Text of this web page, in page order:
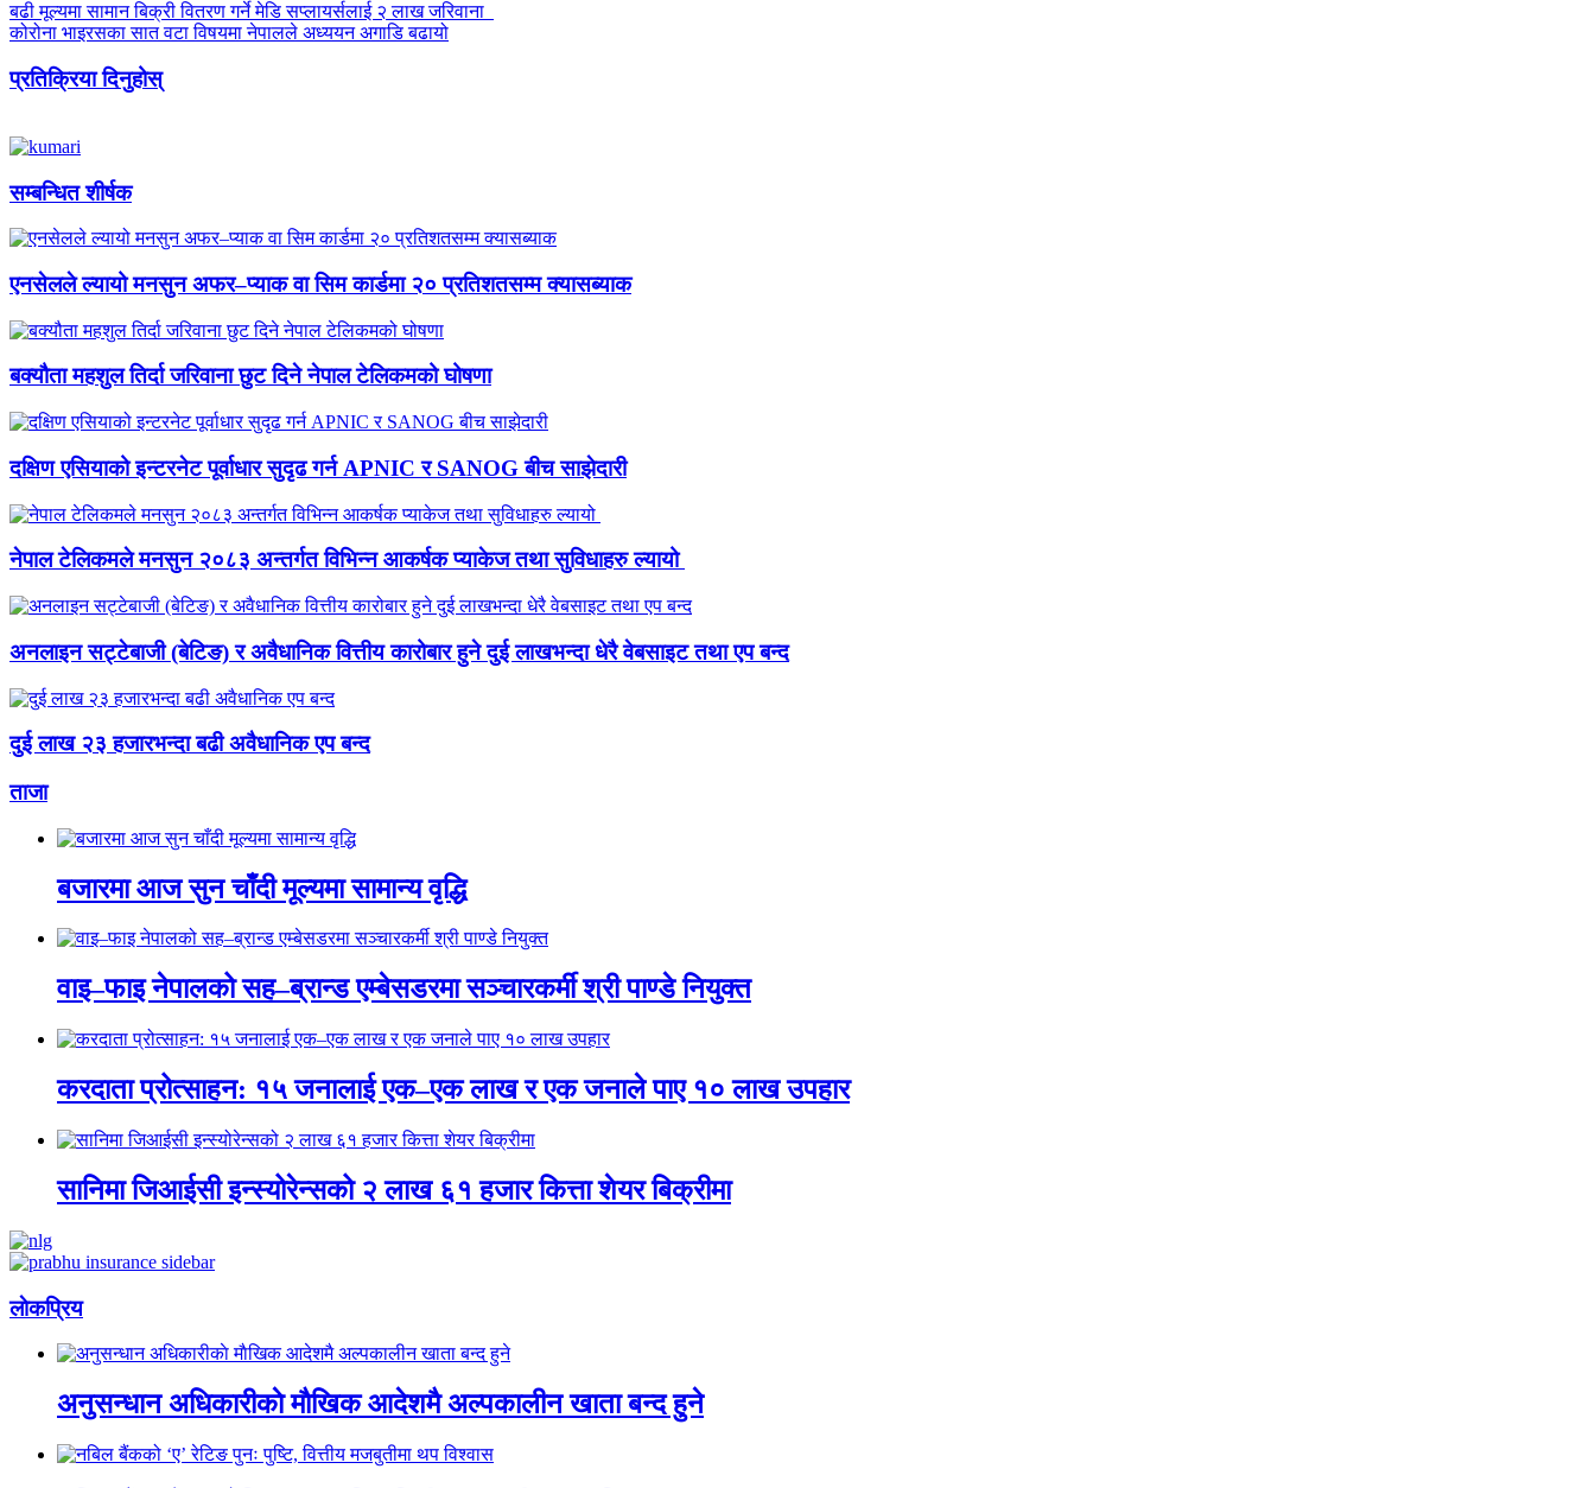
बढी मूल्यमा सामान बिक्री वितरण गर्ने मेडि सप्लायर्सलाई २ लाख जरिवाना
कोरोना भाइरसका सात वटा विषयमा नेपालले अध्ययन अगाडि बढायो
प्रतिक्रिया दिनुहोस्
सम्बन्धित शीर्षक
एनसेलले ल्यायो मनसुन अफर–प्याक वा सिम कार्डमा २० प्रतिशतसम्म क्यासब्याक
बक्यौता महशुल तिर्दा जरिवाना छुट दिने नेपाल टेलिकमको घोषणा
दक्षिण एसियाको इन्टरनेट पूर्वाधार सुदृढ गर्न APNIC र SANOG बीच साझेदारी
नेपाल टेलिकमले मनसुन २०८३ अन्तर्गत विभिन्न आकर्षक प्याकेज तथा सुविधाहरु ल्यायो
अनलाइन सट्टेबाजी (बेटिङ) र अवैधानिक वित्तीय कारोबार हुने दुई लाखभन्दा धेरै वेबसाइट तथा एप बन्द
दुई लाख २३ हजारभन्दा बढी अवैधानिक एप बन्द
ताजा
बजारमा आज सुन चाँदी मूल्यमा सामान्य वृद्धि
वाइ–फाइ नेपालको सह–ब्रान्ड एम्बेसडरमा सञ्चारकर्मी श्री पाण्डे नियुक्त
करदाता प्रोत्साहन: १५ जनालाई एक–एक लाख र एक जनाले पाए १० लाख उपहार
सानिमा जिआईसी इन्स्योरेन्सको २ लाख ६१ हजार कित्ता शेयर बिक्रीमा
लाेकप्रिय
अनुसन्धान अधिकारीकाे माैखिक आदेशमै अल्पकालीन खाता बन्द हुने